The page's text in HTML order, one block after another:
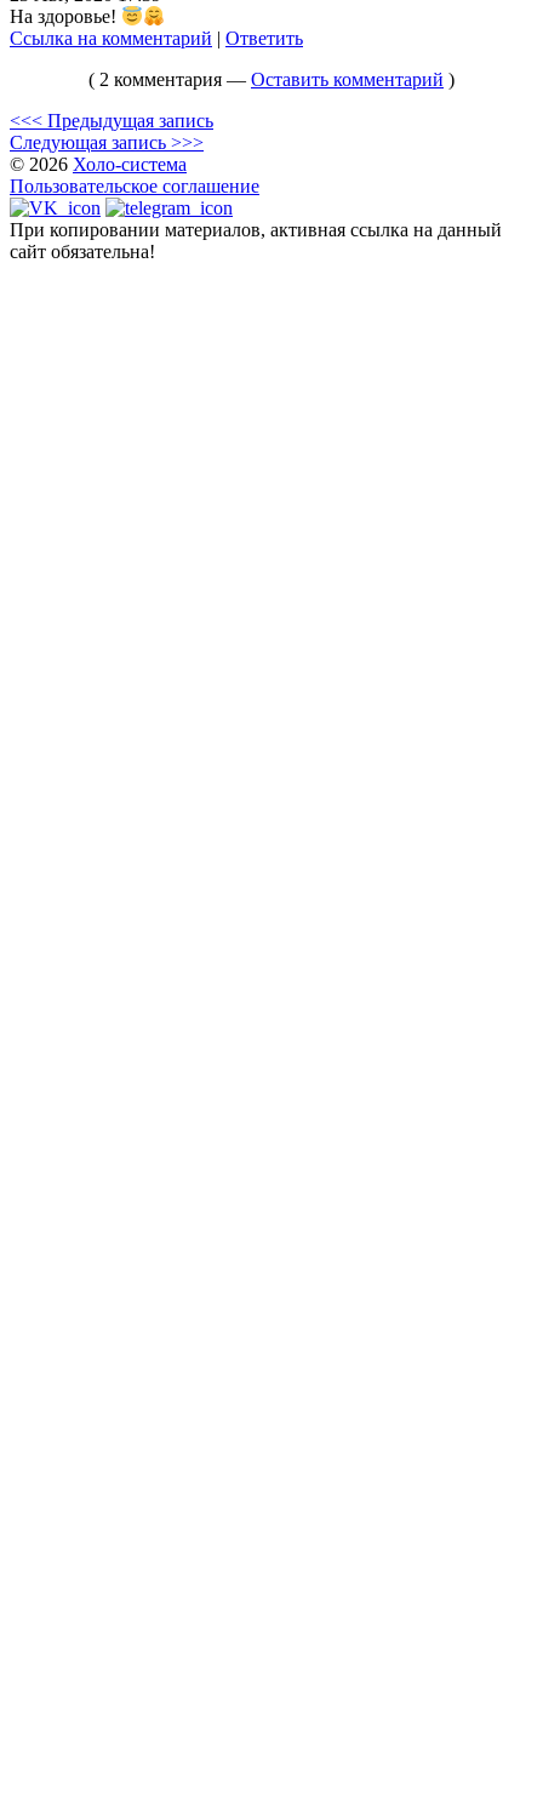
На здоровье!
Ссылка на комментарий | Ответить
( 2 комментария — Оставить комментарий )
<<< Предыдущая запись
Следующая запись >>>
© 2026 Холо-система
Пользовательское соглашение
При копировании материалов, активная ссылка на данный
сайт обязательна!